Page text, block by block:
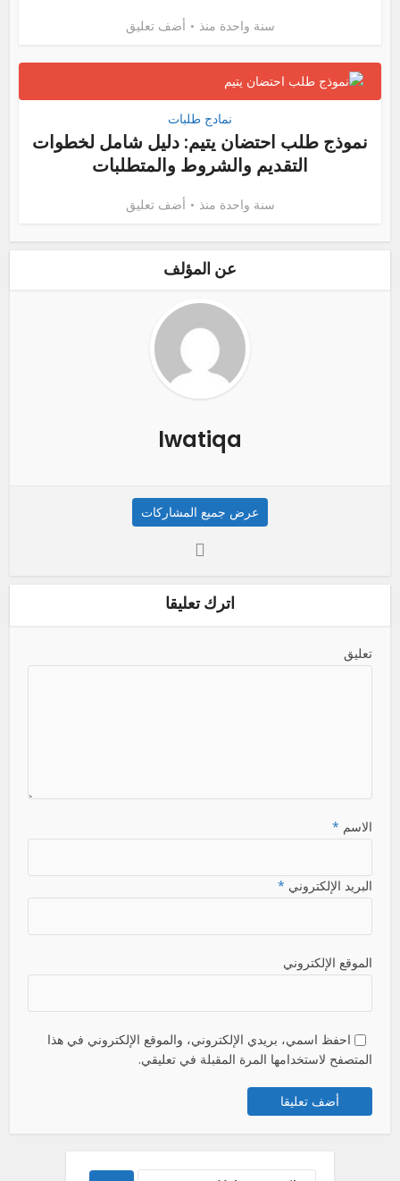
سنة واحدة منذ أضف تعليق
نمادج طلبات
نموذج طلب احتضان يتيم: دليل شامل لخطوات
التقديم والشروط والمتطلبات
سنة واحدة منذ أضف تعليق
عن المؤلف
lwatiqa
عرض جميع المشاركات
اترك تعليقا
تعليق
الاسم *
البريد الإلكتروني *
الموقع الإلكتروني
احفظ اسمي، بريدي الإلكتروني، والموقع الإلكتروني في هذا
المتصفح لاستخدامها المرة المقبلة في تعليقي.